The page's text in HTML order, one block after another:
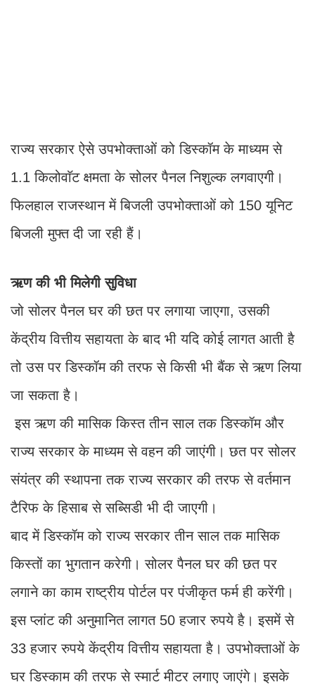
राज्य सरकार ऐसे उपभोक्ताओं को डिस्कॉम के माध्यम से
1.1 किलोवाॅट क्षमता के सोलर पैनल निशुल्क लगवाएगी।
फिलहाल राजस्थान में बिजली उपभोक्ताओं को 150 यूनिट
बिजली मुफ्त दी जा रही हैं।
ऋण की भी​ मिलेगी सुविधा
जो सोलर पैनल घर की छत पर लगाया जाएगा, उसकी
केंद्रीय वित्तीय सहायता के बाद भी यदि कोई लागत आती है
तो उस पर डिस्कॉम की तरफ से किसी भी बैंक से ऋण लिया
जा सकता है।
इस ऋण की मासिक किस्त तीन साल तक डिस्कॉम और
राज्य सरकार के माध्यम से वहन की जाएंगी। छत पर सोलर
संयंत्र की स्थापना तक राज्य सरकार की तरफ से वर्तमान
टैरिफ के हिसाब से स​ब्सिडी भी दी जाएगी।
बाद में डिस्कॉम को राज्य सरकार तीन साल तक मासिक
किस्तों का भुगतान करेगी। सोलर पैनल घर की छत पर
लगाने का काम राष्ट्रीय पोर्टल पर पंजीकृत फर्म ही करेंगी।
इस प्लांट की अनुमानित लागत 50 हजार रुपये है। इसमें से
33 हजार रुपये केंद्रीय वित्तीय सहायता है। उपभोक्ताओं के
घर डिस्काम की तरफ से स्मार्ट मीटर लगाए जाएंगे। इसके